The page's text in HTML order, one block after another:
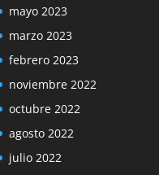
mayo 2023
marzo 2023
febrero 2023
noviembre 2022
octubre 2022
agosto 2022
julio 2022